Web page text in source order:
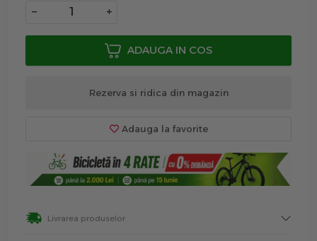
− +
ADAUGA IN COS
Rezerva si ridica din magazin
Adauga la favorite
Livrarea produselor